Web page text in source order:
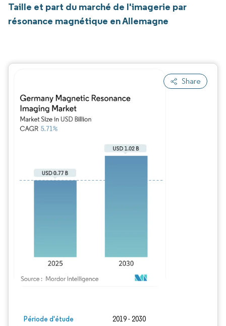
Taille et part du marché de l'imagerie par
résonance magnétique en Allemagne
Share
Période d'étude 2019 - 2030